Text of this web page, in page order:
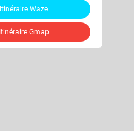
Itinéraire Waze
Itinéraire Gmap